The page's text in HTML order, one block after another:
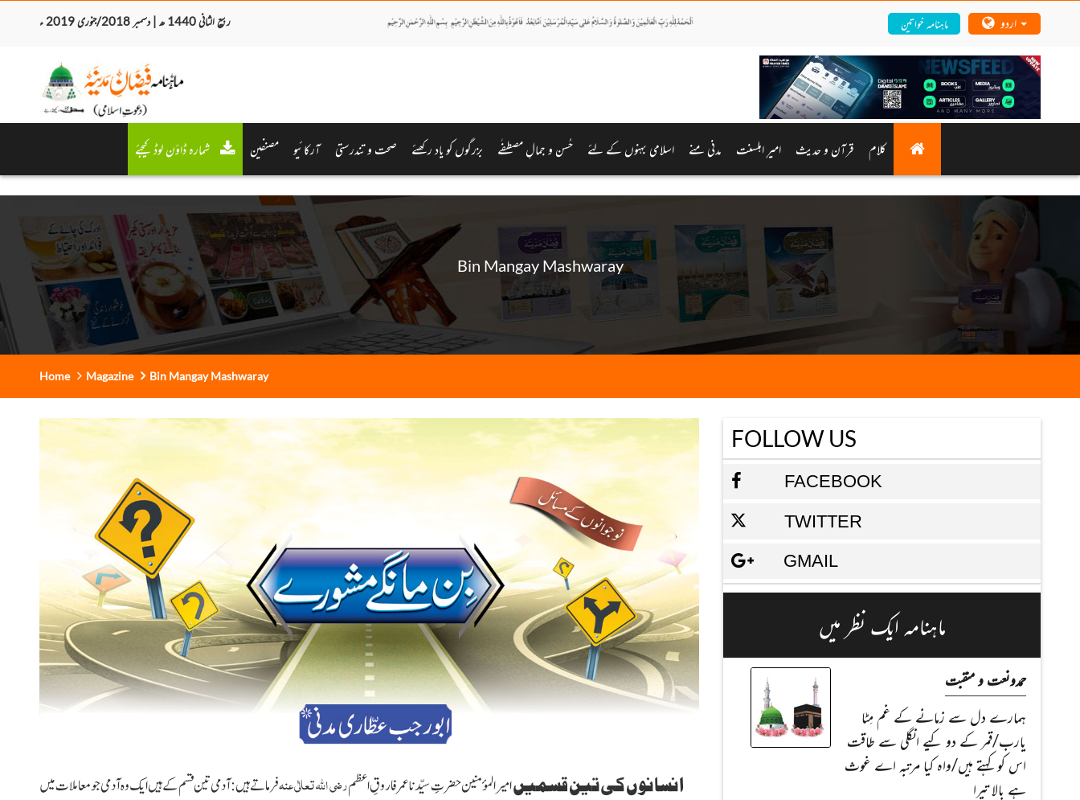
ربیع الثانی 1440 ھ | دسمبر 2018/جنوری 2019 ء ماہنامہ خواتین
کلام قرآن و حدیث امیرِ اہلسنت مدنی منے اسلامی بہنوں کے لئے حُسن و جمالِ مصطفٰے بزرگوں کو یاد رکھئے صحت و تندرستی آرکائیو مصنفین شمارہ ڈاؤن لوڈ کیجئے
Bin Mangay Mashwaray
Home Magazine Bin Mangay Mashwaray
انسانوں کی تین قسمیںامیرالمؤمنین حضرتِ سیّدنا عمر فاروقِ اعظمرضی اللہ تعالٰی عنہفرماتے ہیں:آدمی تین قسم کے ہیں ایک وہ آدمی جو معاملات میں
FOLLOW US
FACEBOOK
TWITTER
GMAIL
ماہنامہ ایک نظر میں
حمدونعت و منقبت
ہمارے دل سے زمانے کے غم مِٹا
یارب/قمر کے دو کیے انگلی سے طاقت
اس کو کہتے ہیں/واہ کیا مرتبہ اے غوث
ہے بالا تیرا